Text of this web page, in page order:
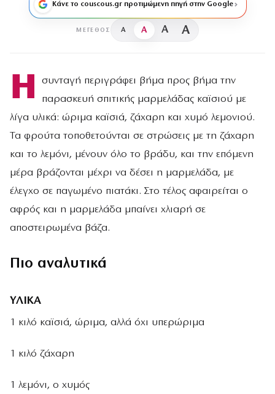
Κάνε το couscous.gr προτιμώμενη πηγή στην Google
ΜΈΓΕΘΟΣ A A A A
Η
συνταγή περιγράφει βήμα προς βήμα την
παρασκευή σπιτικής μαρμελάδας καϊσιού με
λίγα υλικά: ώριμα καϊσιά, ζάχαρη και χυμό λεμονιού.
Τα φρούτα τοποθετούνται σε στρώσεις με τη ζάχαρη
και το λεμόνι, μένουν όλο το βράδυ, και την επόμενη
μέρα βράζονται μέχρι να δέσει η μαρμελάδα, με
έλεγχο σε παγωμένο πιατάκι. Στο τέλος αφαιρείται ο
αφρός και η μαρμελάδα μπαίνει χλιαρή σε
αποστειρωμένα βάζα.
Πιο αναλυτικά
ΥΛΙΚΑ
1 κιλό καϊσιά, ώριμα, αλλά όχι υπερώριμα
1 κιλό ζάχαρη
1 λεμόνι, ο χυμός